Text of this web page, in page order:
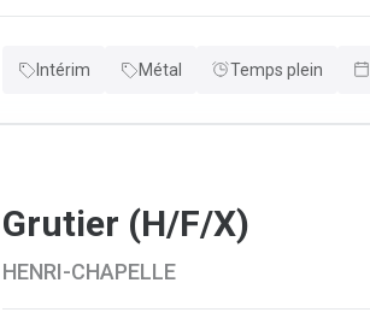
commandes des clients afin de garantir
pas claires, vous assurez la
service clientèle, du transport etde la
Intérim Métal Temps plein
Grutier (H/F/X)
HENRI-CHAPELLE